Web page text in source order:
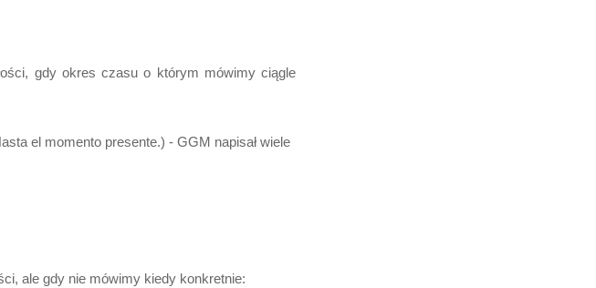
gdy okres czasu o którym mówimy ciągle
el momento presente.) - GGM napisał wiele
ale gdy nie mówimy kiedy konkretnie: